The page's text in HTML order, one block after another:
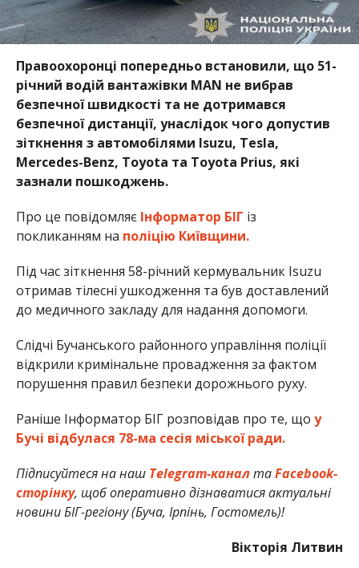
Правоохоронці попередньо встановили, що 51-
річний водій вантажівки MAN не вибрав
безпечної швидкості та не дотримався
безпечної дистанції, унаслідок чого допустив
зіткнення з автомобілями Isuzu, Tesla,
Mercedes-Benz, Toyota та Toyota Prius, які
зазнали пошкоджень.
Про це повідомляє Інформатор БІГ із
покликанням на поліцію Київщини.
Під час зіткнення 58-річний кермувальник Isuzu
отримав тілесні ушкодження та був доставлений
до медичного закладу для надання допомоги.
Слідчі Бучанського районного управління поліції
відкрили кримінальне провадження за фактом
порушення правил безпеки дорожнього руху.
Раніше Інформатор БІГ розповідав про те, що у
Бучі відбулася 78-ма сесія міської ради.
Підписуйтеся на наш Telegram-каналтаFacebook-
сторінку, щоб оперативно дізнаватися актуальні
новини БІГ-регіону (Буча, Ірпінь, Гостомель)!
Вікторія Литвин